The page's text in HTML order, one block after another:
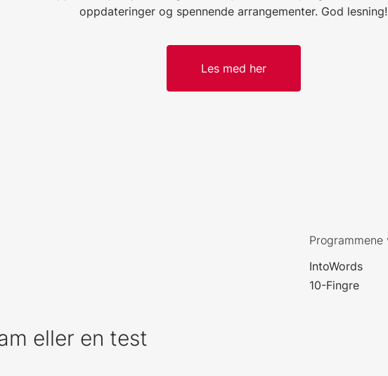
oppdateringer og spennende arrangementer. God lesning!
Les med her
eller en test
Programmene
IntoWords
10-Fingre